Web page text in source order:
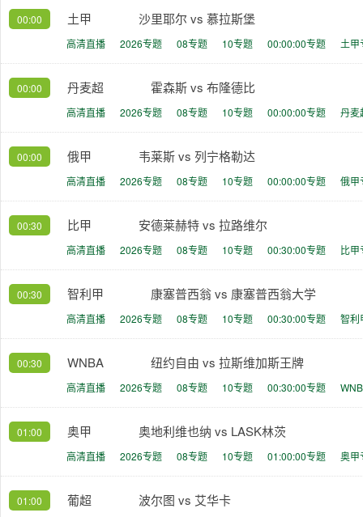
00:00 土甲 沙里耶尔 vs 慕拉斯堡
高清直播 2026专题 08专题 10专题 00:00:00专题 土甲
00:00 丹麦超 霍森斯 vs 布隆德比
高清直播 2026专题 08专题 10专题 00:00:00专题 丹麦
00:00 俄甲 韦莱斯 vs 列宁格勒达
高清直播 2026专题 08专题 10专题 00:00:00专题 俄甲
00:30 比甲 安德莱赫特 vs 拉路维尔
高清直播 2026专题 08专题 10专题 00:30:00专题 比甲
00:30 智利甲 康塞普西翁 vs 康塞普西翁大学
高清直播 2026专题 08专题 10专题 00:30:00专题 智利
00:30 WNBA 纽约自由 vs 拉斯维加斯王牌
高清直播 2026专题 08专题 10专题 00:30:00专题
01:00 奥甲 奥地利维也纳 vs LASK林茨
高清直播 2026专题 08专题 10专题 01:00:00专题 奥甲
01:00 葡超 波尔图 vs 艾华卡